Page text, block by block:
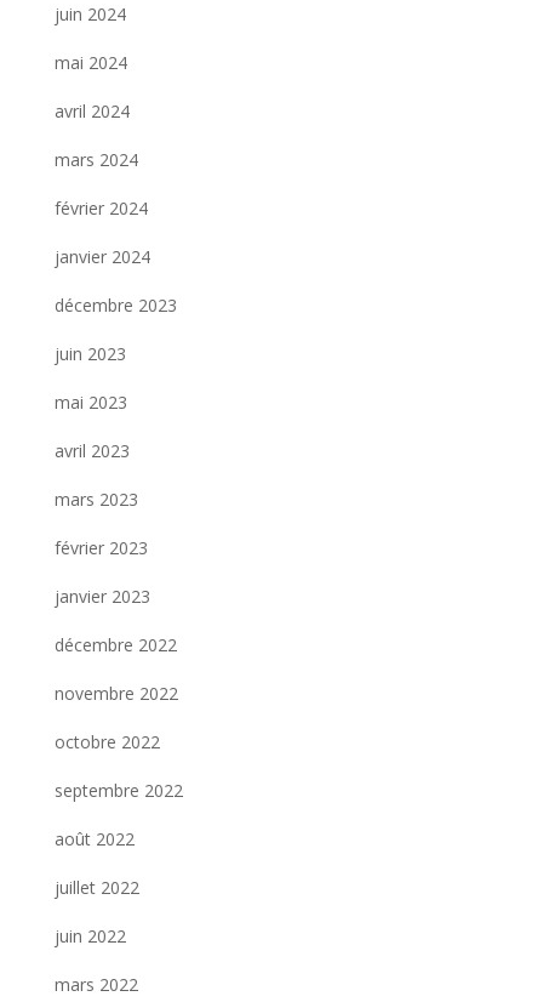
juin 2024
mai 2024
avril 2024
mars 2024
février 2024
janvier 2024
décembre 2023
juin 2023
mai 2023
avril 2023
mars 2023
février 2023
janvier 2023
décembre 2022
novembre 2022
octobre 2022
septembre 2022
août 2022
juillet 2022
juin 2022
mars 2022